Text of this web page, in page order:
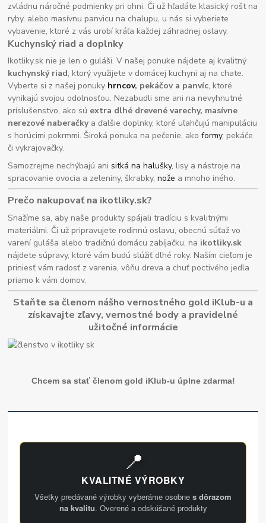
zvládnu náročné podmienky pri ohni. Či už hľadáte klasický rošt na
ryby, alebo masívnu panvicu na chalupu, u nás si vyberiete
vybavenie, ktoré z vás urobí kráľa každej záhradnej oslavy.
Kuchynský riad a doplnky
Ikotliky.sk nie je len o guláši. V našej ponuke nájdete aj kvalitný
kuchynský riad, ktorý využijete v domácej kuchyni aj na chate.
Vyberte si z našej ponuky hrncov, pekáčov a panvíc, ktoré
vynikajú svojou odolnosťou. Nezabudli sme ani na nevyhnutné
príslušenstvo, ako sú extra dlhé drevené varechy, masívne
nerezové naberačkya ďalšie doplnky, ktoré uľahčujú manipuláciu
s horúcimi pokrmmi. Široká ponuka na pečenie, akoformy, pekáče
či vykrajovačky.
Samozrejme nechýbajú anisitká na halušky, lisy a nástroje na
spracovanie ovocia a zeleniny, škrabky,nože a mnoho iného.
Prečo nakupovať na ikotliky.sk?
Snažíme sa, aby naše produkty spájali tradíciu s kvalitnými
materiálmi. Či už pripravujete rodinnú oslavu, obecnú súťaž vo
varení guláša alebo tradičnú domácu zabíjačku, na ikotliky.sk
nájdete súpravy, ktoré vám budú slúžiť dlhé roky. Naším cieľom je
priniesť vám radosť z varenia, vôňu dreva a chuť poctivého jedla
priamo k vám domov.
Staňte sa členom nášho vernostného gold iKlub-u a
získavajte zľavy, vernostné body a pravidelné
užitočné informácie
Chcem sa stať členom gold iKlub-u úplne zdarma!
📍
KVALITNÉ VÝROBKY
Všetky predávané výrobky vyberáme osobne s dôrazom
na kvalitu. Overené a odskúšané produkty